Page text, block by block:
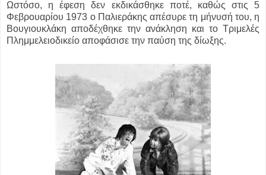
Ωστόσο, η έφεση δεν εκδικάσθηκε ποτέ, καθώς στις 5
Φεβρουαρίου 1973 ο Παλιεράκης απέσυρε τη μήνυσή του, η
Βουγιουκλάκη αποδέχθηκε την ανάκληση και το Τριμελές
Πλημμελειοδικείο αποφάσισε την παύση της δίωξης.